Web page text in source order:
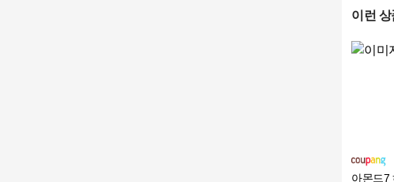
이런
아몬드7